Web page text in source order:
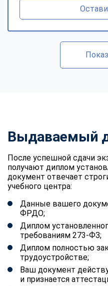
Выдаваемый
После успешной сдачи
получают диплом
документ отвечает
учебного центра:
Данные вашего
ФРДО;
Диплом
требованиям 273-ФЗ;
Диплом полностью
трудоустройстве;
Ваш документ
и признается